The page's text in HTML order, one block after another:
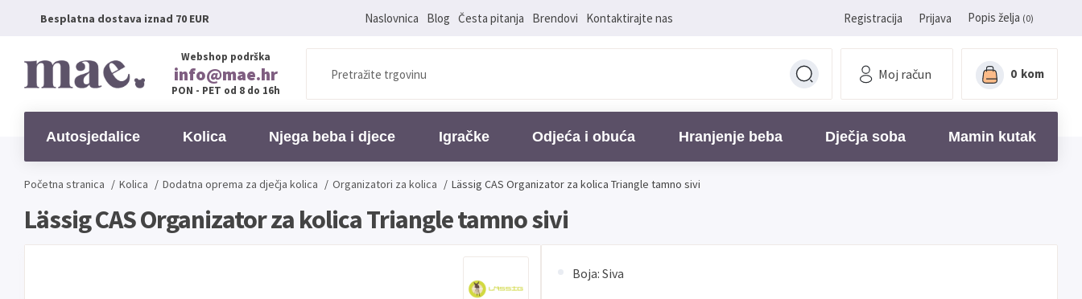
Besplatna dostava iznad 70 EUR Naslovnica Blog Česta pitanja Brendovi Kontaktirajte nas Registracija Prijava Popis želja (0)
Webshop podrška
info@mae.hr
PON - PET od 8 do 16h
Moj račun 0 kom
Autosjedalice Kolica Njega beba i djece Igračke Odjeća i obuća Hranjenje beba Dječja soba Mamin kutak
Početna stranica / Kolica / Dodatna oprema za dječja kolica / Organizatori za kolica / Lässig CAS Organizator za kolica Triangle tamno sivi
Lässig CAS Organizator za kolica Triangle tamno sivi
Boja: Siva